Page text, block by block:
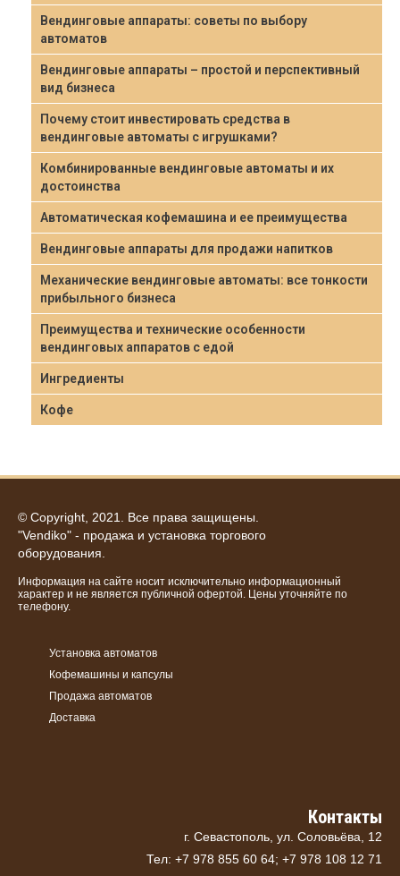
Вендинговые аппараты: советы по выбору
автоматов
Вендинговые аппараты – простой и перспективный
вид бизнеса
Почему стоит инвестировать средства в
вендинговые автоматы с игрушками?
Комбинированные вендинговые автоматы и их
достоинства
Автоматическая кофемашина и ее преимущества
Вендинговые аппараты для продажи напитков
Механические вендинговые автоматы: все тонкости
прибыльного бизнеса
Преимущества и технические особенности
вендинговых аппаратов с едой
Ингредиенты
Кофе
© Copyright, 2021. Все права защищены.
"Vendiko" - продажа и установка торгового
оборудования.
Информация на сайте носит исключительно информационный
характер и не является публичной офертой. Цены уточняйте по
телефону.
Установка автоматов
Кофемашины и капсулы
Продажа автоматов
Доставка
Контакты
г. Севастополь, ул. Соловьёва, 12
Тел: +7 978 855 60 64; +7 978 108 12 71